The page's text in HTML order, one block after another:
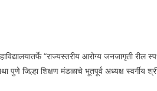
“राज्यस्तरीय आरोग्य
पुणे जिल्हा शिक्षण मंडळाचे भूतपूर्व अध्यक्ष स्वर्गीय